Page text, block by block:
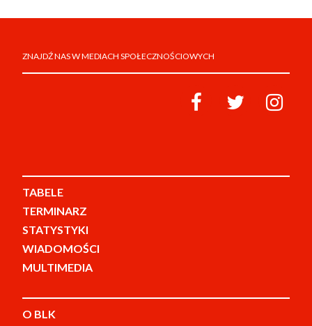
ZNAJDŹ NAS W MEDIACH SPOŁECZNOŚCIOWYCH
TABELE
TERMINARZ
STATYSTYKI
WIADOMOŚCI
MULTIMEDIA
O BLK